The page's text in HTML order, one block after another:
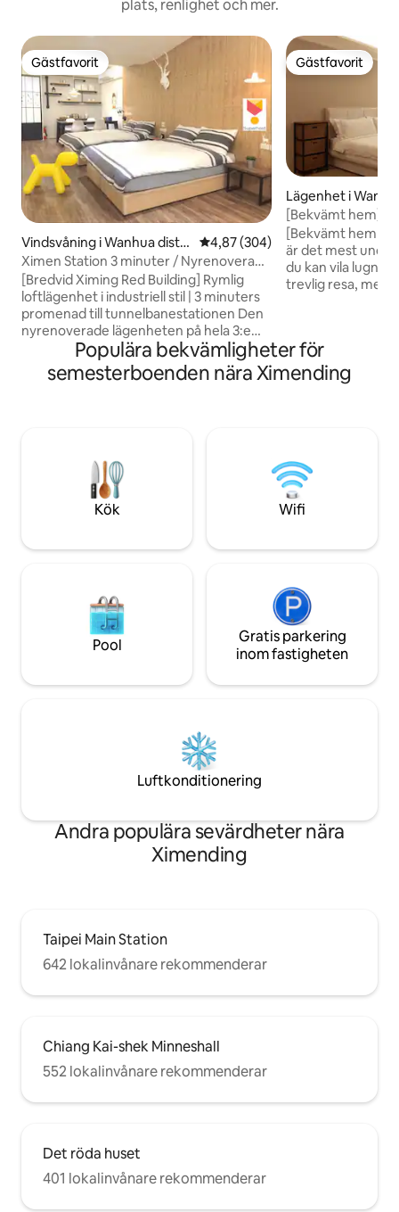
plats, renlighet och mer.
Gästfavorit
Gästfavorit
Vindsvåning i Wanhua distri
kt
4,87 av 5 i genomsnittligt
4,87 (304)
Ximen Station 3 minuter / Nyrenoverad
oberoende 5-personers Loft lägenhet /
Tre säng utrymme stort!
[Bredvid Ximing Red Building] Rymlig
loftlägenhet i industriell stil | 3 minuters
promenad till tunnelbanestationen Den
nyrenoverade lägenheten på hela 3:e
våningen har en generös yta på 870
kvadratfot (ca 24 tsubo) och har en
loftdesign (inte ett mellanvåning). 🏠
tillsammans. • Fullt utrustad: separat
kök, stor matsal,
tvättmaskin/torktumlare. Hela boendet
drivs med el (ingen gas) och är säkert. •
vattenrenare, mikrovågsugn,
internet-TV (inklusive Disney+ och
YouTube Premium). • Genomtänkta
detaljer: Internationella uttag och USB-
uttag finns, täcken och handdukar byts
nya. 📍 Utmärkt läge: • Nära
(250 meter). • Lugn plats mitt i myllret:
Ximing Red House, barområdet och 7-11
ligger precis nedanför. Beläget i en
gränd i ett livligt affärsdistrikt, med
bekvämlighet och sömnkvalitet. •
Transportnav: Ximen-stationen är
skärningspunkten mellan den blå linjen
mobilt internet • Självincheckning:
elektroniskt dörrlås, 24-
timmarsincheckning
Gästfavorit
Gästfavorit
Lägenhet i
[Bekvämt hem]
Byggnad med
torktumlare /
promenad från
[Bekvämt hem
är det mest
du kan vila lugnt.
trevlig resa, mer
för 3 personer •
500 per person
upp till 3 gäster •
upptäcker att de
fulla, vänligen
visa en liten bild,
efter att du har gått in,
år är undantagna
5 år Äldre än 5
Endast 5
Station,
ligger i centrum
boendefunktion,
Högst 4 gäster kan bo. Jag
rum så att du kan
Populära bekvämligheter för
semesterboenden nära Ximending
Kök Wifi
Pool
Gratis parkering
inom fastigheten
Luftkonditionering
Andra populära sevärdheter nära
Ximending
Taipei Main Station
642 lokalinvånare rekommenderar
Chiang Kai-shek Minneshall
552 lokalinvånare rekommenderar
Det röda huset
401 lokalinvånare rekommenderar